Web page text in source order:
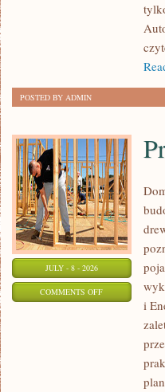
SPOTKANIA
KLASYKÓW
POSTED BY ADMIN
JULY - 8 - 2026
COMMENTS OFFON
FORMALNOŚCI
i